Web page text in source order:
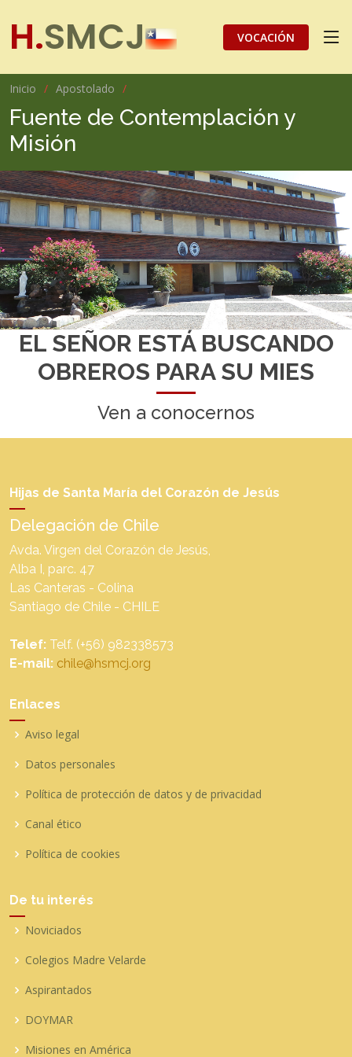
H.SMCJ VOCACIÓN
Inicio Apostolado
Fuente de Contemplación y
Misión
EL SEÑOR ESTÁ BUSCANDO
OBREROS PARA SU MIES
Ven a conocernos
Hijas de Santa María del Corazón de Jesús
Delegación de Chile
Avda. Virgen del Corazón de Jesús,
Alba I, parc. 47
Las Canteras - Colina
Santiago de Chile - CHILE
Telef: Telf. (+56) 982338573
E-mail: chile@hsmcj.org
Enlaces
Aviso legal
Datos personales
Política de protección de datos y de privacidad
Canal ético
Política de cookies
De tu interés
Noviciados
Colegios Madre Velarde
Aspirantados
DOYMAR
Misiones en América